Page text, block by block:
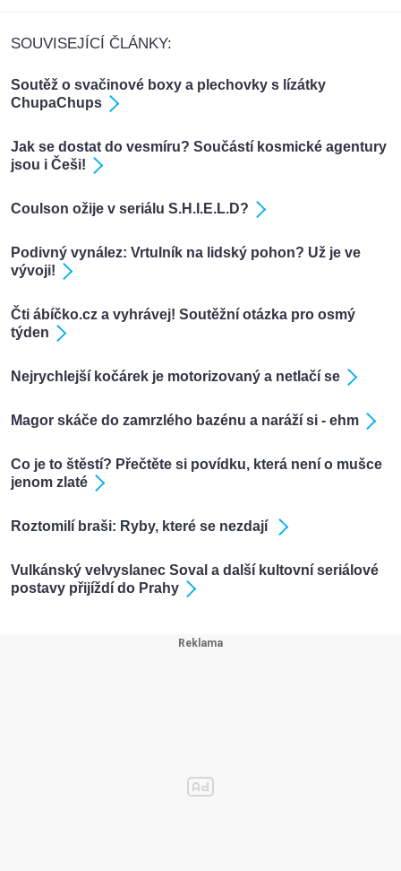
SOUVISEJÍCÍ ČLÁNKY:
Soutěž o svačinové boxy a plechovky s lízátky
ChupaChups
Jak se dostat do vesmíru? Součástí kosmické agentury
jsou i Češi!
Coulson ožije v seriálu S.H.I.E.L.D?
Podivný vynález: Vrtulník na lidský pohon? Už je ve
vývoji!
Čti ábíčko.cz a vyhrávej! Soutěžní otázka pro osmý
týden
Nejrychlejší kočárek je motorizovaný a netlačí se
Magor skáče do zamrzlého bazénu a naráží si - ehm
Co je to štěstí? Přečtěte si povídku, která není o mušce
jenom zlaté
Roztomilí braši: Ryby, které se nezdají
Vulkánský velvyslanec Soval a další kultovní seriálové
postavy přijíždí do Prahy